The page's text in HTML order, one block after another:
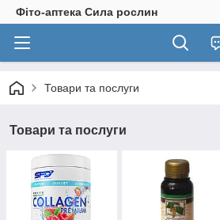
Фіто-аптека Сила рослин
Товари та послуги
Товари та послуги